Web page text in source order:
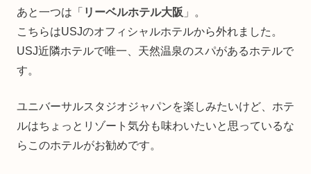
あと一つは「 リーベルホテル大阪 」。
こちらはUSJのオフィシャルホテルから外れました。
USJ近隣ホテルで唯一、天然温泉のスパがあるホテルで
す。
ユニバーサルスタジオジャパンを楽しみたいけど、ホテ
ルはちょっとリゾート気分も味わいたいと思っているな
らこのホテルがお勧めです。